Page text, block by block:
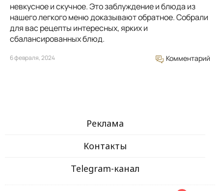
невкусное и скучное. Это заблуждение и блюда из
нашего легкого меню доказывают обратное. Собрали
для вас рецепты интересных, ярких и
сбалансированных блюд.
6 февраля, 2024 Комментарий
Реклама
Контакты
Telegram-канал